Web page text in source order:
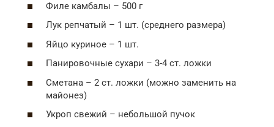
Филе камбалы – 500 г
Лук репчатый – 1 шт. (среднего размера)
Яйцо куриное – 1 шт.
Панировочные сухари – 3-4 ст. ложки
Сметана – 2 ст. ложки (можно заменить на
майонез)
Укроп свежий – небольшой пучок